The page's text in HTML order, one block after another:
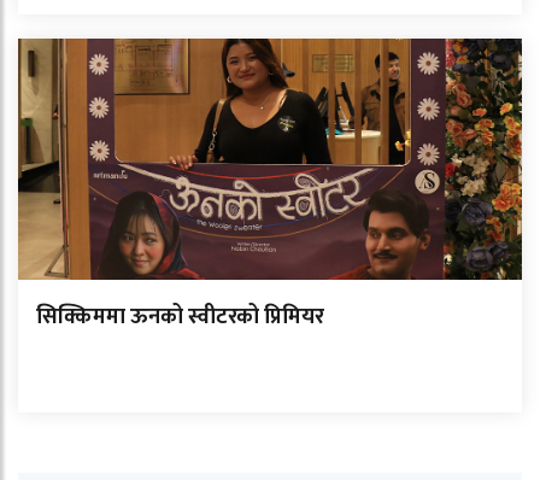
सिक्किममा ऊनको स्वीटरको प्रिमियर